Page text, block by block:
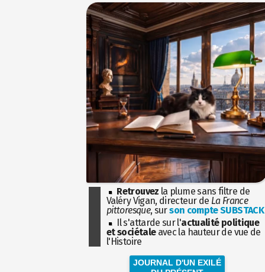
Retrouvez la plume sans filtre de
Valéry Vigan, directeur de La France
pittoresque, surson compte SUBSTACK
Il s'attarde sur l'actualité politique
et sociétaleavec la hauteur de vue de
l'Histoire
JOURNAL D'UN EXILÉ